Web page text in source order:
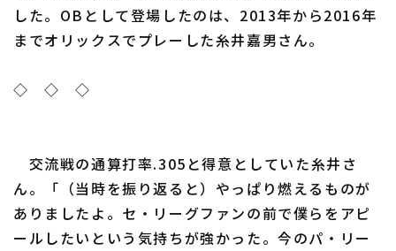
千葉ロッテマリーンズ
設定
した。OBとして登場したのは、2013年から2016年
までオリックスでプレーした糸井嘉男さん。
◇ ◇ ◇
交流戦の通算打率.305と得意としていた糸井さ
ん。「（当時を振り返ると）やっぱり燃えるものが
ありましたよ。セ・リーグファンの前で僕らをアピ
ールしたいという気持ちが強かった。今のパ・リー